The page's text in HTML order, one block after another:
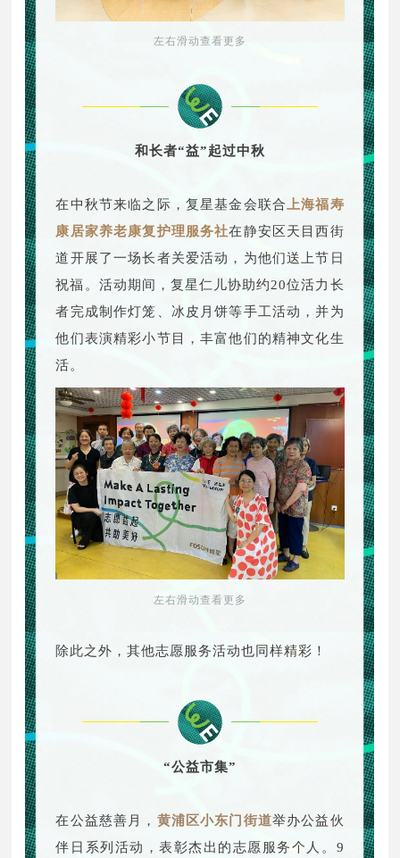
左右滑动查看更多
和长者“益”起过中秋
在中秋节来临之际，复星基金会联合上海福寿
康居家养老康复护理服务社在静安区天目西街
道开展了一场长者关爱活动，为他们送上节日
祝福。活动期间，复星仁儿协助约20位活力长
者完成制作灯笼、冰皮月饼等手工活动，并为
他们表演精彩小节目，丰富他们的精神文化生
活。
左右滑动查看更多
除此之外，其他志愿服务活动也同样精彩！
“公益市集”
在公益慈善月， 黄浦区小东门街道举办公益伙
伴日系列活动，表彰杰出的志愿服务个人。9